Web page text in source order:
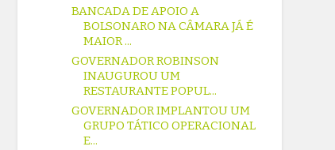
BANCADA DE APOIO A
BOLSONARO NA CÂMARA JÁ É
MAIOR ...
GOVERNADOR ROBINSON
INAUGUROU UM
RESTAURANTE POPUL...
GOVERNADOR IMPLANTOU UM
GRUPO TÁTICO OPERACIONAL
E...